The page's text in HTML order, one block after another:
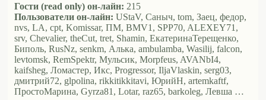
Гости (read only) он-лайн: 215
Пользователи он-лайн: UStaV, Саныч, tom, Заец, федор,
nvs, LA, cpt, Komissar, ПМ, BMV1, SPP70, ALEXEY71,
srv, Chevalier, theCut, tret, Shamin, ЕкатеринаТерещенко,
Биполь, RusNz, senkm, Алька, ambulamba, Wasilij, falcon,
levtomsk, RemSpektr, Мульсик, Morpfeus, AVANbI4,
kaifsheg, Ломастер, Икс, Progressor, IljaVlaskin, serg03,
дмитрий72, glpolina, rikkitikkitavi, ЮрийН, artemkaftf,
ПростоМарина, Gyrza81, Lotar, raz65, barkoleg, Левша …